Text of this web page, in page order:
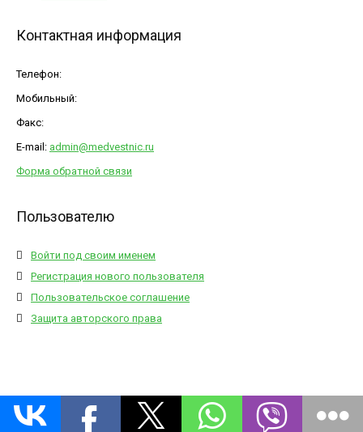
Контактная информация
Телефон:
Мобильный:
Факс:
E-mail: admin@medvestnic.ru
Форма обратной связи
Пользователю
Войти под своим именем
Регистрация нового пользователя
Пользовательское соглашение
Защита авторского права